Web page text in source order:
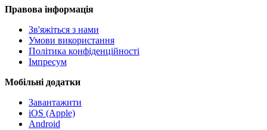
Правова інформація
Зв'яжіться з нами
Умови використання
Політика конфіденційності
Імпресум
Мобільні додатки
Завантажити
iOS (Apple)
Android